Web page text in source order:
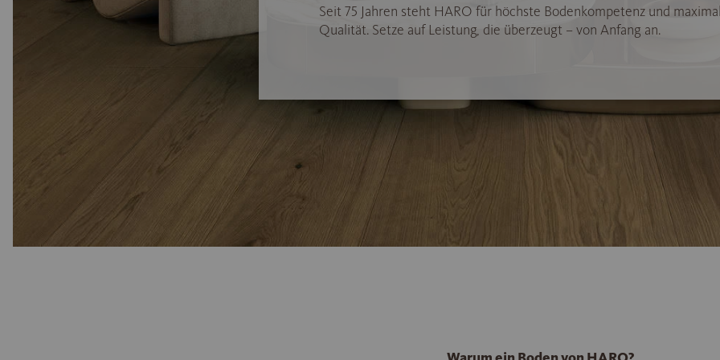
Seit 75 Jahren steht HARO für höchste Bodenkompetenz und
Qualität. Setze auf Leistung, die überzeugt – von Anfang an.